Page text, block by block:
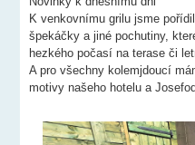
K venkovnímu grilu jsme
špekáčky a jiné pochutiny,
hezkého počasí na terase či
A pro všechny kolemjdoucí
motivy našeho hotelu a